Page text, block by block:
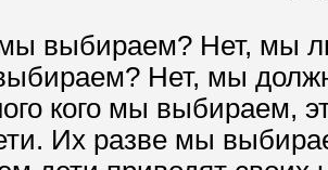
выбираем? Нет, мы
Нет, мы
кого мы выбираем,
Их разве мы